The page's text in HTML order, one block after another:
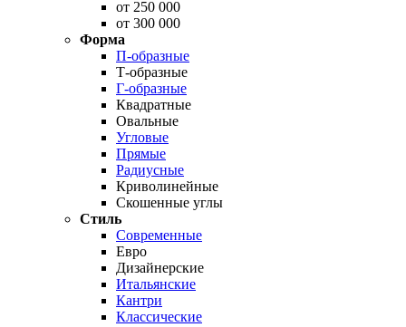
от 250 000
от 300 000
Форма
П-образные
Т-образные
Г-образные
Квадратные
Овальные
Угловые
Прямые
Радиусные
Криволинейные
Скошенные углы
Стиль
Современные
Евро
Дизайнерские
Итальянские
Кантри
Классические